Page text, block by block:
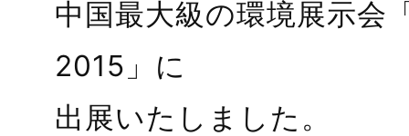
中国最大級の環境展示
2015」に
出展いたしました。